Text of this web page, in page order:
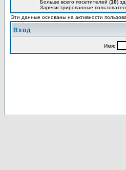
Больше всего посетителей (10)
Зарегистрированные
Эти данные основаны на активности
Вход
Имя: